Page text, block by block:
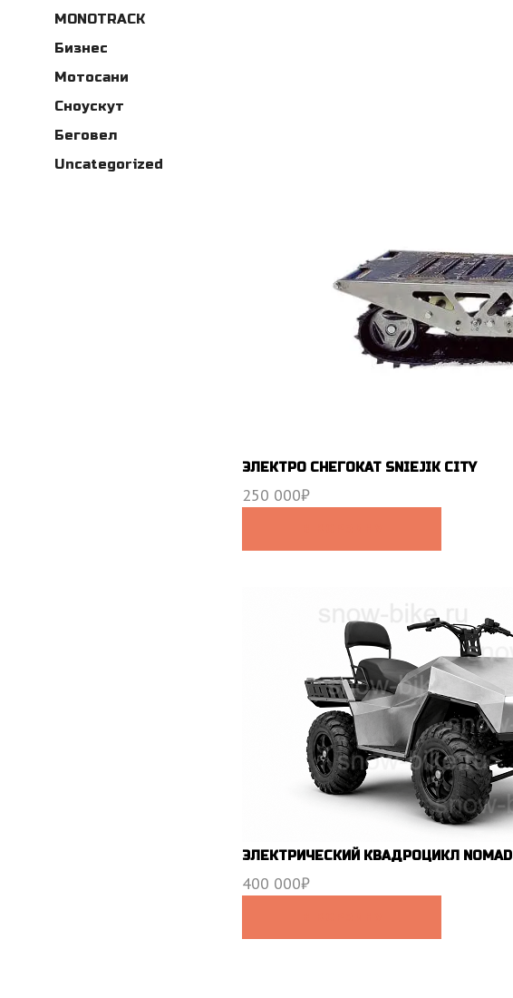
MONOTRACK
Бизнес
Мотосани
Сноускут
Беговел
Uncategorized
ЭЛЕКТРО СНЕГОКАТ SNIEJIK CITY
250 000₽
ЭЛЕКТРИЧЕСКИЙ КВАДРОЦИКЛ NOMAD
400 000₽